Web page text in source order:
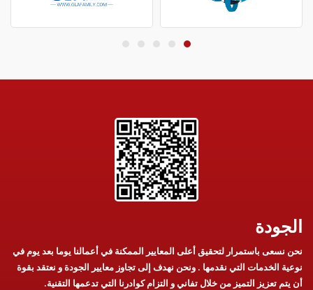
الجودة
نحن نسعى باستمرار لتحقيق أعلى المعايير الممكنة في أعمالنا يوما بعد يوم في
نوعية الخدمات التي نقدمها . ونحن نهدف إلى تجاوز معايير الجودة و نعتقد بقوة
أن يتم تعزيز التميز من خلال تفاني و التزام كوادرنا التي تدعمها التقنية.